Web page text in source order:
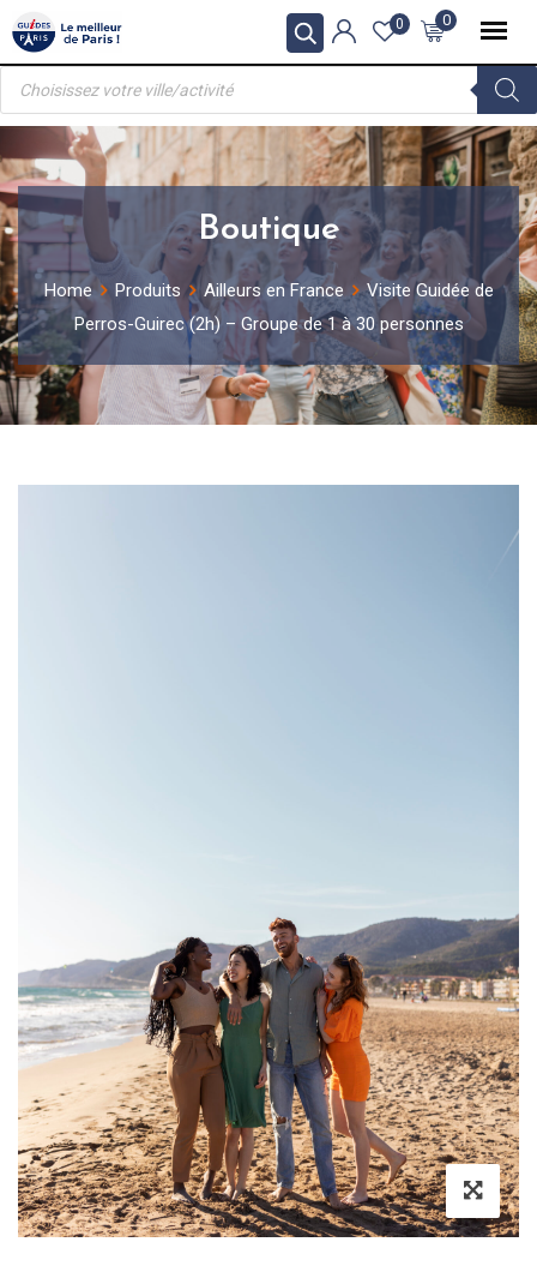
Skip
to
content
0
0
Recherche
produits
Boutique
Home Produits Ailleurs en France
Visite Guidée de
Perros-Guirec (2h) – Groupe de 1 à 30 personnes